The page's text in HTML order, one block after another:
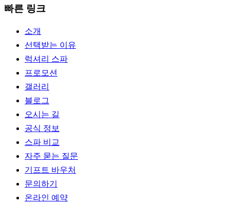
빠른 링크
소개
선택받는 이유
럭셔리 스파
프로모션
갤러리
블로그
오시는 길
공식 정보
스파 비교
자주 묻는 질문
기프트 바우처
문의하기
온라인 예약